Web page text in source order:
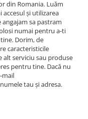
din Romania. Luăm
și utilizarea
sa pastram
numai pentru a-ti
Dorim, de
caracteristicile
alt serviciu sau produse
pentru tine. Dacă nu
mail
tau și adresa.